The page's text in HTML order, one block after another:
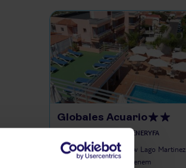
Globales Acuario
WYSPY KANARYJSKIE / TENERYFA
ok. 2 km od basenów Lago Martinez
taras na dachu z basenem